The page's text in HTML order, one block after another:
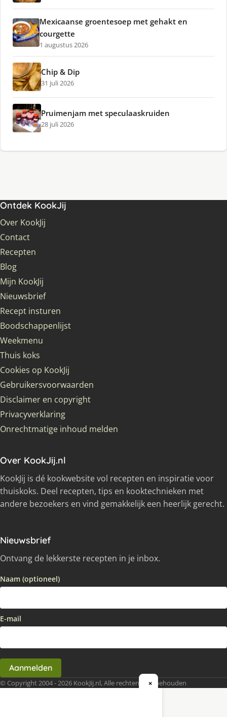
Mexicaanse groentesoep met gehakt en
courgette
1 augustus 2026
Chip & Dip
31 juli 2026
Pruimenjam met speculaaskruiden
28 juli 2026
Ontdek KookJij
Over KookJij
Contact
Recepten
Blog
Mijn KookJij
Nieuwsbrief
Recept insturen
Boodschappenlijst
Weekmenu
Thuis koks
Cookies op KookJij
Gebruikersvoorwaarden
Disclaimer en copyright
Privacyverklaring
Onrechtmatige inhoud melden
Over KookJij.nl
KookJij is dé kookwebsite vol recepten en inspiratie voor
thuiskoks. Deel recepten, tips en kooktechnieken met
andere bezoekers en vind gemakkelijk een heerlijk gerecht.
Nieuwsbrief
Ontvang de lekkerste recepten in je inbox.
Naam (optioneel)
E-mail
Aanmelden
© Copyright 2004 - 2026 KookJij.nl, Alle rechten voorbehouden
×